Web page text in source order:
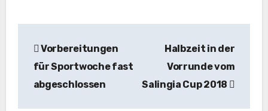
Vorbereitungen
für Sportwoche fast
abgeschlossen
Halbzeit in der
Vorrunde vom
Salingia Cup 2018